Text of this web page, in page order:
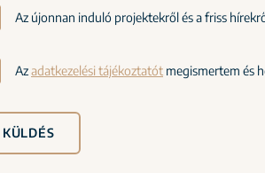
Az újonnan induló projektekről és a friss
Azadatkezelési tájékoztatót megismertem és
KÜLDÉS